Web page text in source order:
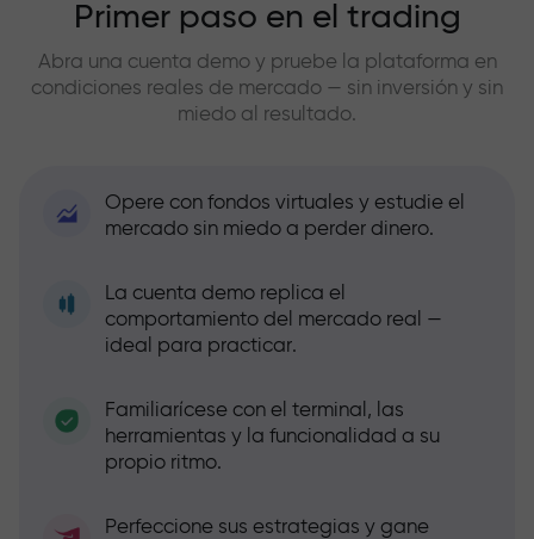
Primer paso en el trading
Abra una cuenta demo y pruebe la plataforma en
condiciones reales de mercado — sin inversión y sin
miedo al resultado.
Opere con fondos virtuales y estudie el
mercado sin miedo a perder dinero.
La cuenta demo replica el
comportamiento del mercado real —
ideal para practicar.
Familiarícese con el terminal, las
herramientas y la funcionalidad a su
propio ritmo.
Perfeccione sus estrategias y gane